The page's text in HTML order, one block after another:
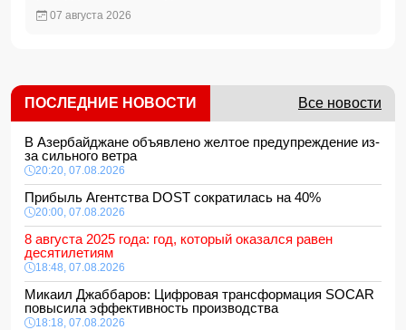
07 августа 2026
ПОСЛЕДНИЕ НОВОСТИ Все новости
В Азербайджане объявлено желтое предупреждение из-
за сильного ветра
20:20, 07.08.2026
Прибыль Агентства DOST сократилась на 40%
20:00, 07.08.2026
8 августа 2025 года: год, который оказался равен
десятилетиям
18:48, 07.08.2026
Микаил Джаббаров: Цифровая трансформация SOCAR
повысила эффективность производства
18:18, 07.08.2026